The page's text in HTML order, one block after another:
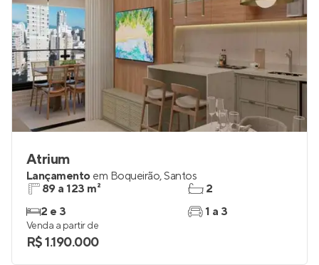
Atrium
Lançamento em Boqueirão,Santos
89 a 123 m²
2 e 3
2
1 a 3
Venda a partir de
R$ 1.190.000